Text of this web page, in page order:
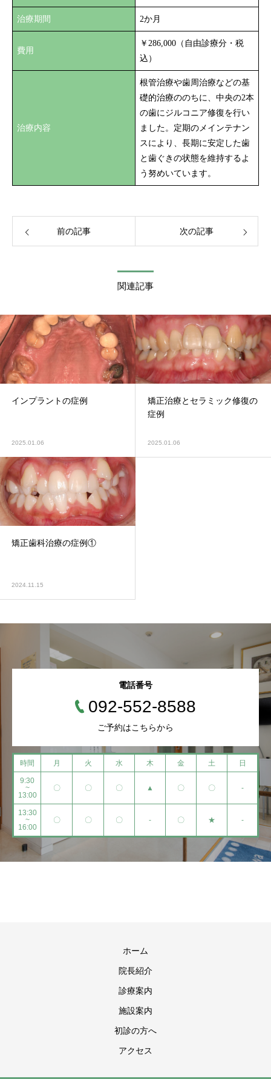
治療期間 2か月
費用
￥286,000（自由診療分・税
込）
治療内容
根管治療や歯周治療などの基
礎的治療ののちに、中央の2本
の歯にジルコニア修復を行い
ました。定期のメインテナン
スにより、長期に安定した歯
と歯ぐきの状態を維持するよ
う努めいています。
前の記事 次の記事
関連記事
インプラントの症例
2025.01.06
矯正治療とセラミック修復の
症例
2025.01.06
矯正歯科治療の症例①
2024.11.15
電話番号
092-552-8588
ご予約はこちらから
時間 月 火 水 木 金 土 日
9:30
~
13:00
〇 〇 〇 ▲ 〇 〇 -
13:30
~
16:00
〇 〇 〇 - 〇 ★ -
ホーム
院長紹介
診療案内
施設案内
初診の方へ
アクセス